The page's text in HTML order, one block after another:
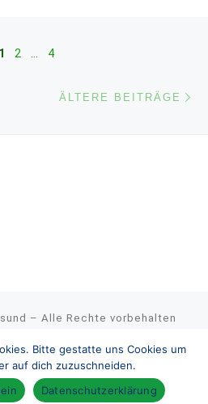
1 2 … 4
ÄLTERE BEITRÄGE
– Alle Rechte vorbehalten
Bitte gestatte uns Cookies um
auf dich zuzuschneiden.
Datenschutzerklärung
Deutsch